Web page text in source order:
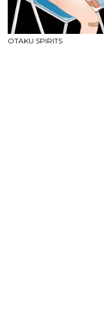
OTAKU SPIRITS